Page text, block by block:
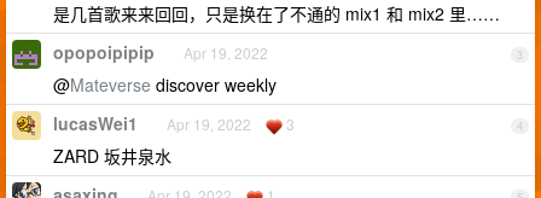
是几首歌来来回回，只是换在了不通的 mix1 和 mix2 里……
3
opopoipipip Apr 19, 2022
@Mateverse discover weekly
4
lucasWei1 Apr 19, 2022 3
ZARD 坂井泉水